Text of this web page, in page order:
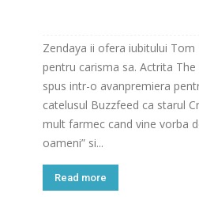
Zendaya ii ofera iubitului Tom
pentru carisma sa. Actrita
spus intr-o avanpremiera
catelusul Buzzfeed ca starul
mult farmec cand vine vorba
oameni” si...
Read more